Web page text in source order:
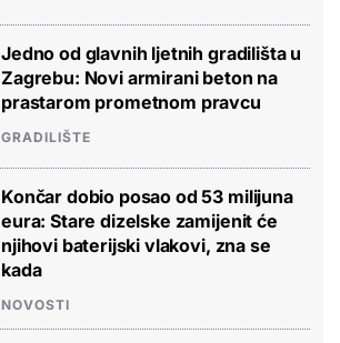
Jedno od glavnih ljetnih gradilišta u
Zagrebu: Novi armirani beton na
prastarom prometnom pravcu
GRADILIŠTE
Končar dobio posao od 53 milijuna
eura: Stare dizelske zamijenit će
njihovi baterijski vlakovi, zna se
kada
NOVOSTI